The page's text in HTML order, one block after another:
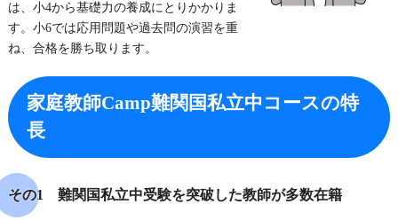
は、小4から基礎力の養成にとりかかりま
す。小6では応用問題や過去問の演習を重
ね、合格を勝ち取ります。
家庭教師Camp難関国私立中コースの特
長
その1 難関国私立中受験を突破した教師が多数在籍